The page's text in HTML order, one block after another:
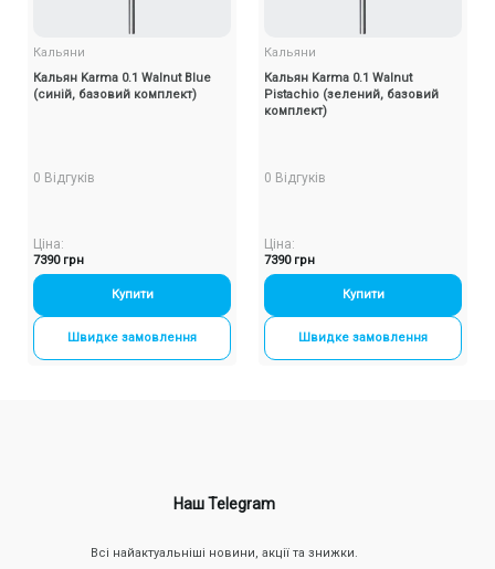
Кальяни
Кальян Karma 0.1 Walnut Blue
(синій, базовий комплект)
0 Відгуків
Ціна:
7390 грн
-
Купити
Швидке замовлення
Кальяни
Кальян Karma 0.1 Walnut
Pistachio (зелений, базовий
комплект)
0 Відгуків
Ціна:
7390 грн
-
Купити
Швидке замовлення
Наш Telegram
Всі найактуальніші новини, акції та знижки.